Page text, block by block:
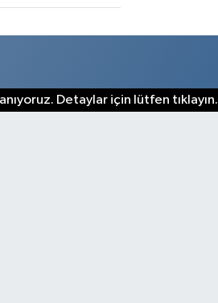
Detaylar için lütfen tıklayın.